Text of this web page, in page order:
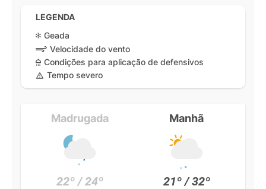
LEGENDA
Geada
Velocidade do vento
Condições para aplicação de defensivos
Tempo severo
Madrugada
22º / 24º
Manhã
21º / 32º